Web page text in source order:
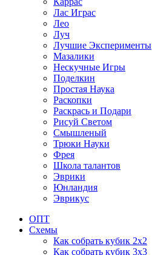
Лас Играс
Лео
Луч
Лучшие Эксперименты
Мазалики
Нескучные Игры
Поделкин
Простая Наука
Раскопки
Раскрась и Подари
Рисуй Светом
Смышленый
Трюки Науки
Фрея
Школа талантов
Эврики
Юнландия
Эврикус
ОПТ
Схемы
Как собрать кубик 2х2
Как собрать кубик 3х3